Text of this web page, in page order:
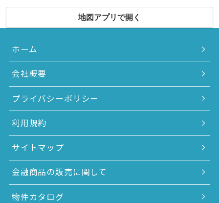
地図アプリで開く
ホーム
会社概要
プライバシーポリシー
利用規約
サイトマップ
金融商品の販売に関して
物件カタログ